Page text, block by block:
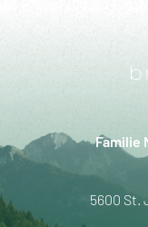
Familie
5600 St.